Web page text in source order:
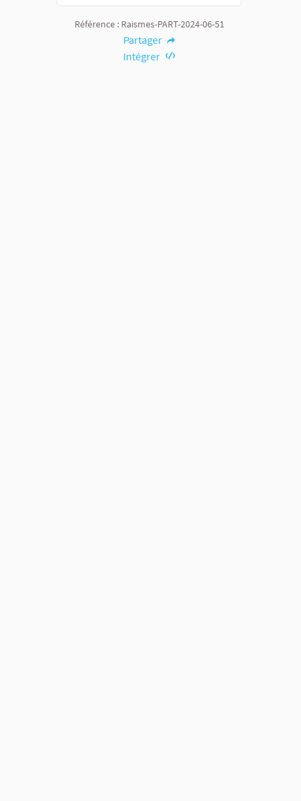
Référence : Raismes-PART-2024-06-51
Partager
Intégrer